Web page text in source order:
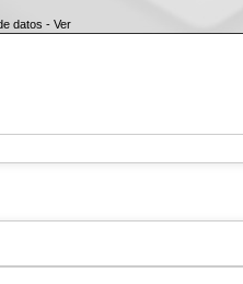
datos -Ver